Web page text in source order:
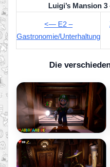
Luigi’s Mansion
<— E2 –
Gastronomie/Unterhaltung
Die